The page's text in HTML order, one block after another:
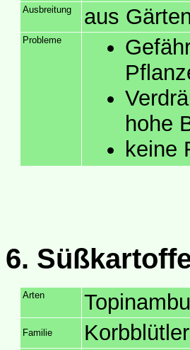
Ausbreitung aus
Probleme
hohe
keine
6.
Arten
Familie